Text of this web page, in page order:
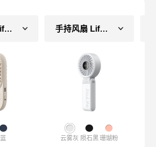
手持风扇 Life2
蓝
手持风扇 Life7（长续航款）
云雾灰 陨石黑 珊瑚粉